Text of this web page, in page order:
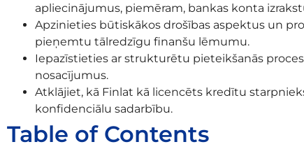
apliecinājumus, piemēram, bankas konta
Apzinieties būtiskākos drošības aspektus un
pieņemtu tālredzīgu finanšu lēmumu.
Iepazīstieties ar strukturētu pieteikšanās
nosacījumus.
Atklājiet, kā Finlat kā licencēts kredītu
konfidenciālu sadarbību.
Table of Contents